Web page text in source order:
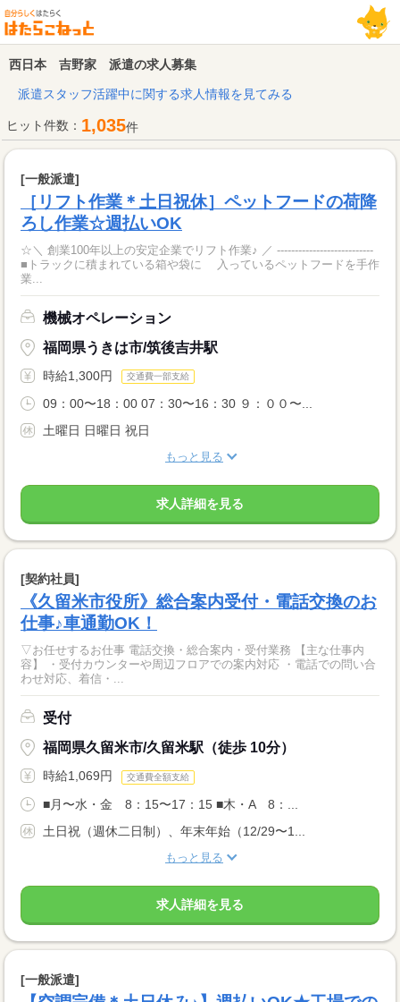
西日本 吉野家 派遣の求人募集
派遣スタッフ活躍中に関する求人情報を見てみる
ヒット件数： 1,035件
[一般派遣]
［リフト作業＊土日祝休］ペットフードの荷降
ろし作業☆週払いOK
☆＼ 創業100年以上の安定企業でリフト作業♪ ／ ---------------------------
■トラックに積まれている箱や袋に 入っているペットフードを手作
業...
機械オペレーション
福岡県うきは市/筑後吉井駅
時給1,300円 交通費一部支給
09：00〜18：00 07：30〜16：30 ９：００〜...
土曜日 日曜日 祝日
もっと見る
求人詳細を見る
[契約社員]
《久留米市役所》総合案内受付・電話交換のお
仕事♪車通勤OK！
▽お任せするお仕事 電話交換・総合案内・受付業務 【主な仕事内
容】 ・受付カウンターや周辺フロアでの案内対応 ・電話での問い合
わせ対応、着信・...
受付
福岡県久留米市/久留米駅（徒歩 10分）
時給1,069円 交通費全額支給
■月〜水・金 8：15〜17：15 ■木・A 8：...
土日祝（週休二日制）、年末年始（12/29〜1...
もっと見る
求人詳細を見る
[一般派遣]